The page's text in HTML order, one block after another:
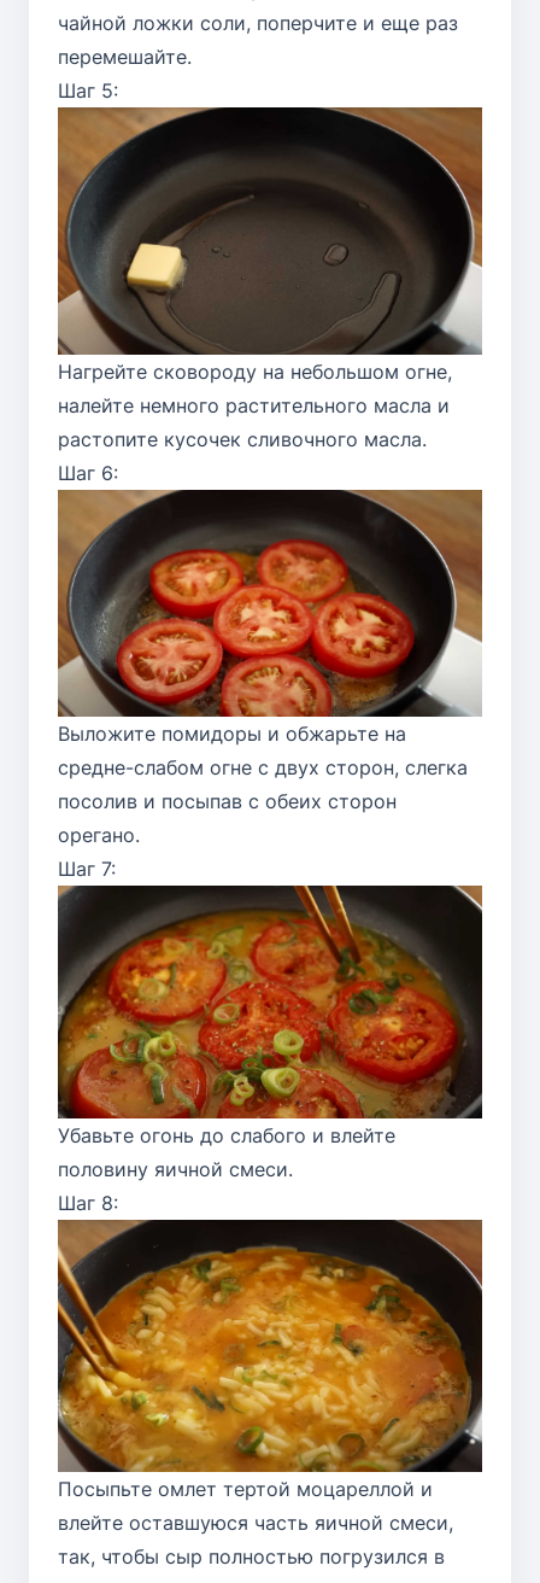
чайной ложки соли, поперчите и еще раз
перемешайте.
Шаг 5:
Нагрейте сковороду на небольшом огне,
налейте немного растительного масла и
растопите кусочек сливочного масла.
Шаг 6:
Выложите помидоры и обжарьте на
средне-слабом огне с двух сторон, слегка
посолив и посыпав с обеих сторон
орегано.
Шаг 7:
Убавьте огонь до слабого и влейте
половину яичной смеси.
Шаг 8:
Посыпьте омлет тертой моцареллой и
влейте оставшуюся часть яичной смеси,
так, чтобы сыр полностью погрузился в